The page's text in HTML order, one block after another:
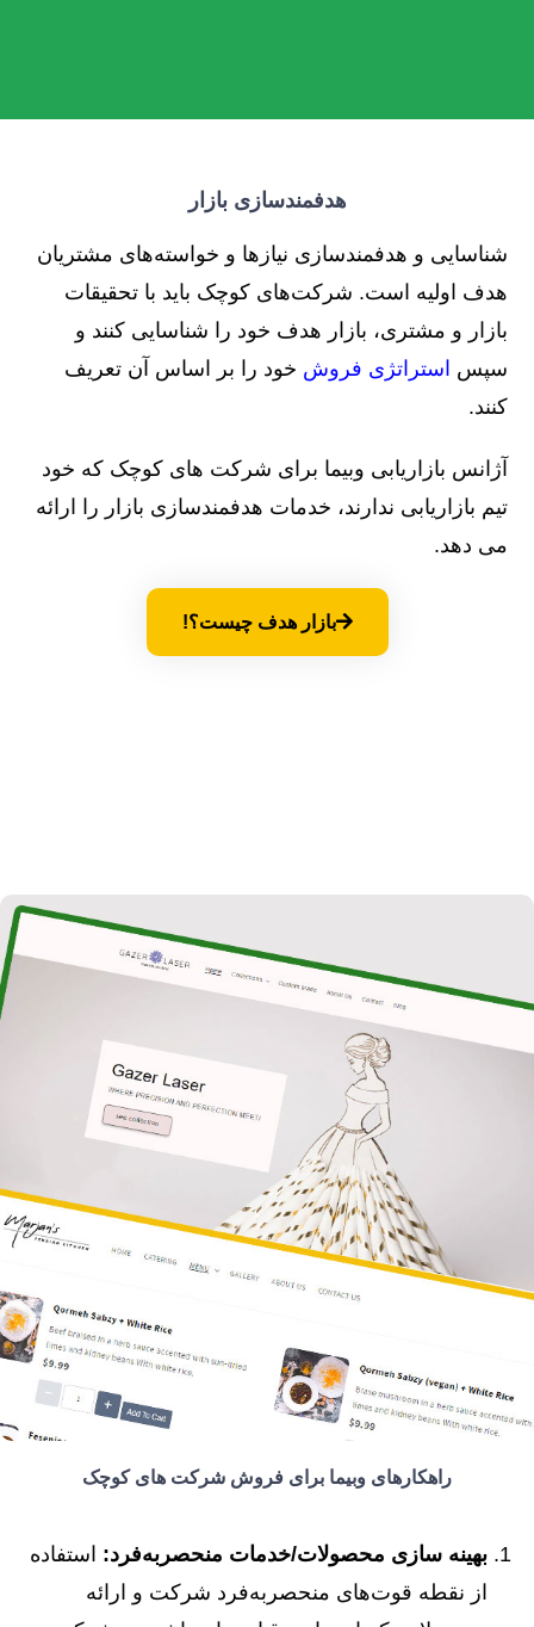
هدفمندسازی بازار
شناسایی و هدفمندسازی نیازها و خواسته‌های مشتریان
هدف اولیه است. شرکت‌های کوچک باید با تحقیقات
بازار و مشتری، بازار هدف خود را شناسایی کنند و
سپس استراتژی فروش خود را بر اساس آن تعریف
کنند.
آژانس بازاریابی وبیما برای شرکت های کوچک که خود
تیم بازاریابی ندارند، خدمات هدفمندسازی بازار را ارائه
می دهد.
بازار هدف چیست؟!
راهکارهای وبیما برای فروش شرکت های کوچک
بهینه سازی محصولات/خدمات منحصربه‌فرد: استفاده
از نقطه قوت‌های منحصربه‌فرد شرکت و ارائه